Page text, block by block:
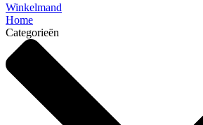
Winkelmand
Home
Categorieën